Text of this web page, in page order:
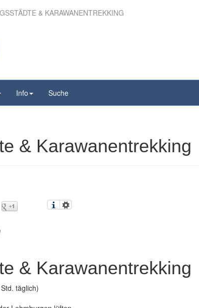
& KARAWANENTREKKING
Info Suche
Königsstädte &
& Karawanentrekking
& Karawanentrekking
täglich)